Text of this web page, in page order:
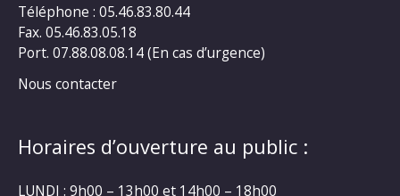
Téléphone : 05.46.83.80.44
Fax. 05.46.83.05.18
Port. 07.88.08.08.14 (En cas d’urgence)
Nous contacter
Horaires d’ouverture au public :
LUNDI : 9h00 – 13h00 et 14h00 – 18h00